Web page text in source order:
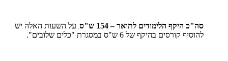
סה"כ היקף הלימודים לתואר – 154 ש"ס . על השעות האלה יש
להוסיף קורסים בהיקף של 6 ש"ס במסגרת "כלים שלובים".